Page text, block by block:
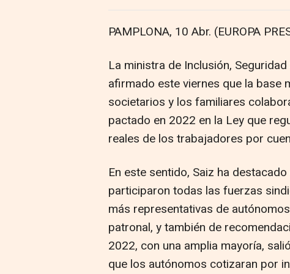
PAMPLONA, 10 Abr. (EUROPA
La ministra de Inclusión,
afirmado este viernes que la base
societarios y los familiares
pactado en 2022 en la Ley que
reales de los trabajadores por
En este sentido, Saiz ha
participaron todas las fuerzas
más representativas de
patronal, y también de
2022, con una amplia mayoría,
que los autónomos cotizaran por